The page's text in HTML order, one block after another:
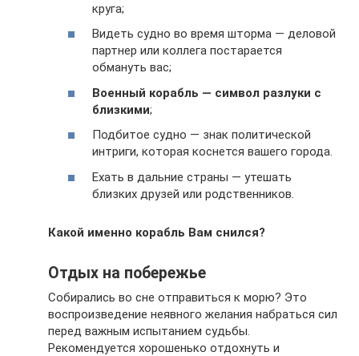
круга;
Видеть судно во время шторма — деловой
партнер или коллега постарается
обмануть вас;
Военный корабль — символ разлуки с
близкими;
Подбитое судно — знак политической
интриги, которая коснется вашего города.
Ехать в дальние страны — утешать
близких друзей или родственников.
Какой именно корабль Вам снился?
Отдых на побережье
Собирались во сне отправиться к морю? Это
воспроизведение неявного желания набраться сил
перед важным испытанием судьбы.
Рекомендуется хорошенько отдохнуть и